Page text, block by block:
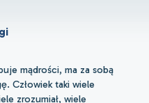
mądrości, ma za sobą
Człowiek taki wiele
zrozumiał, wiele